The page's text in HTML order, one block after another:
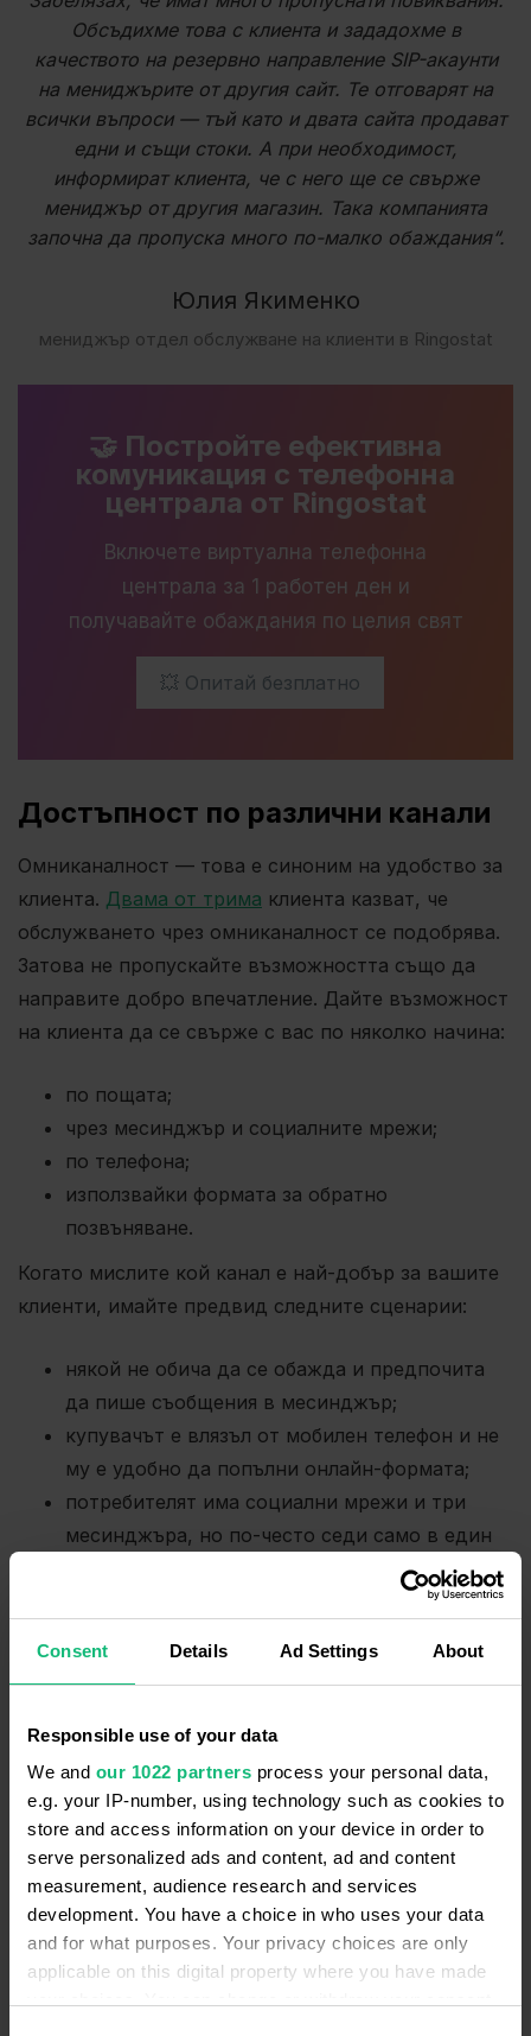
Consent Details Ad Settings About
Responsible use of your data
We and our 1022 partners process your personal data,
e.g. your IP-number, using technology such as cookies to
store and access information on your device in order to
serve personalized ads and content, ad and content
measurement, audience research and services
development. You have a choice in who uses your data
and for what purposes. Your privacy choices are only
applicable on this digital property where you have made
Обсъдихме това с клиента и зададохме в
качеството на резервно направление SIP-акаунти
на мениджърите от другия сайт. Те отговарят на
всички въпроси — тъй като и двата сайта продават
едни и същи стоки. А при необходимост,
информират клиента, че с него ще се свърже
мениджър от другия магазин. Така компанията
започна да пропуска много по-малко обаждания“.
Юлия Якименко
мениджър отдел обслужване на клиенти в Ringostat
🤝 Постройте ефективна
комуникация с телефонна
централа от Ringostat
Включете виртуална телефонна
централа за 1 работен ден и
получавайте обаждания по целия свят
💥 Опитай безплатно
Достъпност по различни канали
Омниканалност — това е синоним на удобство за
клиента. Двама от трима клиента казват, че
обслужването чрез омниканалност се подобрява.
Затова не пропускайте възможността също да
направите добро впечатление. Дайте възможност
на клиента да се свърже с вас по няколко начина:
по пощата;
чрез месинджър и социалните мрежи;
по телефона;
използвайки формата за обратно
позвъняване.
Когато мислите кой канал е най-добър за вашите
клиенти, имайте предвид следните сценарии:
някой не обича да се обажда и предпочита
да пише съобщения в месинджър;
купувачът е влязъл от мобилен телефон и не
му е удобно да попълни онлайн-формата;
потребителят има социални мрежи и три
месинджъра, но по-често седи само в един
клиентът е останал без пари в мобилния;
копира номера от сайта, след това да го
Нека да видим какви инструменти могат да
помогнат за решаването на тези проблеми.
Клик номера за потребителите на
мобилни устройства
На мобилните телефони днес принадлежи 53% от
времето, което хората прекарват онлайн. В